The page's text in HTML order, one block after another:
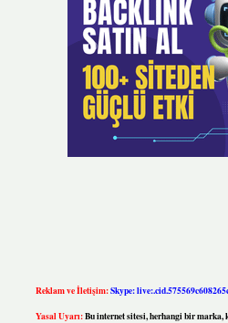
Reklam ve İletişim:Skype:
Yasal Uyarı:Bu internet sitesi, herhangi bir marka,